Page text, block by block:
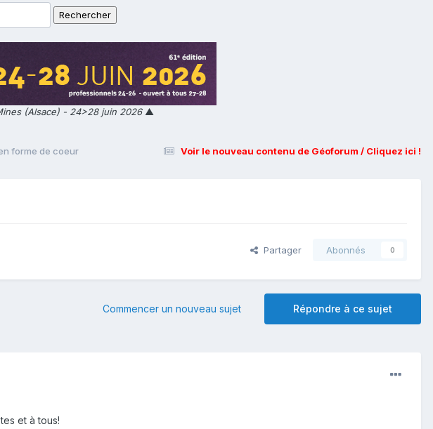
(Alsace) - 24>28 juin 2026▲
Voir le nouveau contenu de Géoforum / Cliquez ici !
forme de coeur
Partager Abonnés 0
Répondre à ce sujet
Commencer un nouveau sujet
et à tous!